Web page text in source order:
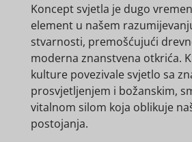
Koncept svjetla je dugo
element u našem
stvarnosti, premošćujući
moderna znanstvena otkrića.
kulture povezivale svjetlo sa
prosvjetljenjem i božanskim,
vitalnom silom koja oblikuje
postojanja.